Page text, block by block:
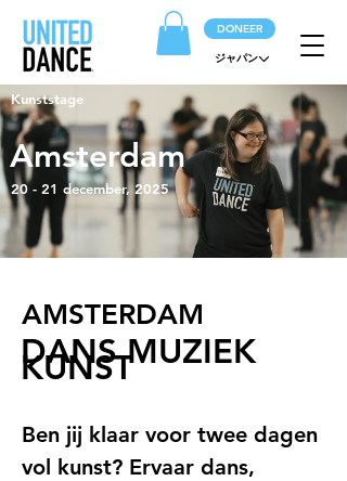
DONEER
ジャパン
Kunststage
Amsterdam
20 - 21 december, 2025
AMSTERDAM
DANS MUZIEK
KUNST
Ben jij klaar voor twee dagen
vol kunst? Ervaar dans,